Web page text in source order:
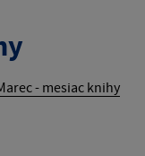
- mesiac knihy